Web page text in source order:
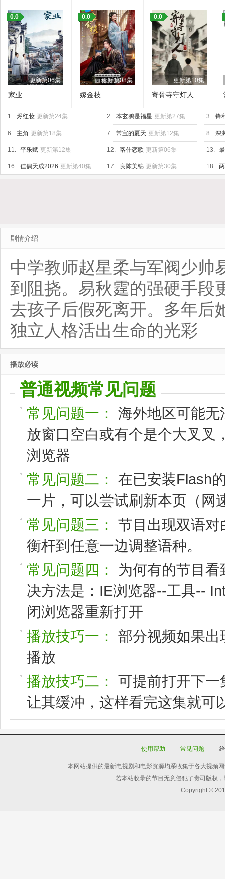
更新第06集
0.0
家业
更新第08集
0.0
嫁金枝
更新第10集
0.0
寄骨寺守灯人
1. 烬红妆 更新第24集 2. 本玄鸦是福星 更新第27集 3. 锋
6. 主角 更新第18集 7. 常宝的夏天 更新第12集 8. 深
11. 平乐赋 更新第12集 12. 喀什恋歌 更新第06集 13.
16. 佳偶天成2026 更新第40集 17. 良陈美锦 更新第30集 18.
剧情介绍
中学教师赵星柔与军阀少帅
到阻挠。易秋霆的强硬手段
去孩子后假死离开。多年后
独立人格活出生命的光彩
播放必读
普通视频常见问题
常见问题一：
海外地区可能
放窗口空白或有个是个大叉叉
浏览器
常见问题二：
在已安装Flash
一片，可以尝试刷新本页（网
常见问题三：
节目出现双语
衡杆到任意一边调整语种。
常见问题四：
为何有的节目
决方法是：IE浏览器--工具--
闭浏览器重新打开
播放技巧一：
部分视频如果
播放
播放技巧二：
可提前打开下
让其缓冲，这样看完这集就可
使用帮助 - 常见问题 -
本网站提供的最新电视剧和电影资源均系收集于各大视频
若本站收录的节目无意侵犯了贵司版权
Copyright ©